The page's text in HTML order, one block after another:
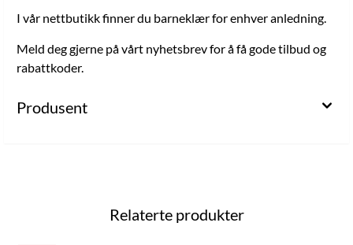
I vår nettbutikk finner du barneklær for enhver anledning.
Meld deg gjerne på vårt nyhetsbrev for å få gode tilbud og
rabattkoder.
Produsent
Relaterte produkter